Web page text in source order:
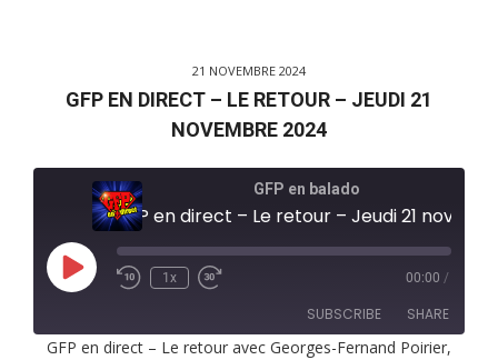
21 NOVEMBRE 2024
GFP EN DIRECT – LE RETOUR – JEUDI 21
NOVEMBRE 2024
GFP en balado
Play
Episode
1x 00:00 /
SUBSCRIBE SHARE
GFP en direct – Le retour avec Georges-Fernand Poirier,